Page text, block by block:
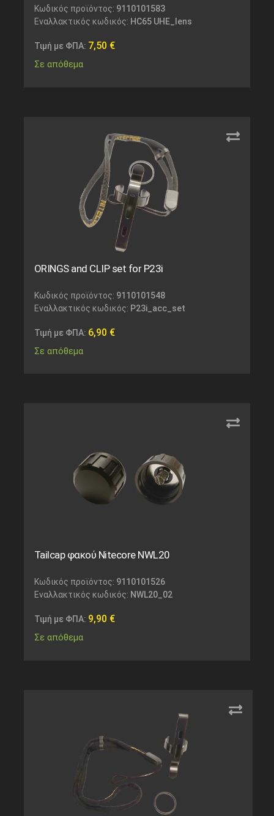
Κωδικός προϊόντος: 9110101583
Εναλλακτικός κωδικός: HC65 UHE_lens
Τιμή με ΦΠΑ: 7,50 €
Σε απόθεμα
ORINGS and CLIP set for P23i
Κωδικός προϊόντος: 9110101548
Εναλλακτικός κωδικός: P23i_acc_set
Τιμή με ΦΠΑ: 6,90 €
Σε απόθεμα
Tailcap φακού Nitecore NWL20
Κωδικός προϊόντος: 9110101526
Εναλλακτικός κωδικός: NWL20_02
Τιμή με ΦΠΑ: 9,90 €
Σε απόθεμα